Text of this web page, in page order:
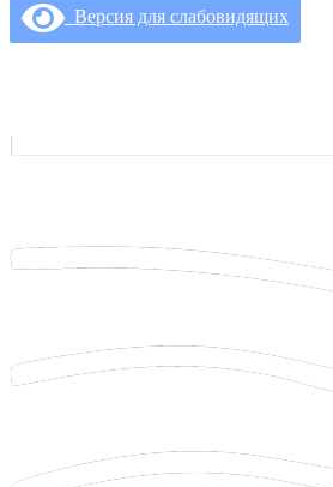
Версия для слабовидящих